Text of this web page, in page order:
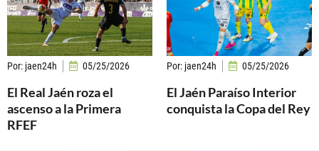
Por: jaen24h 05/25/2026
El Real Jaén roza el
ascenso a la Primera
RFEF
Por: jaen24h 05/25/2026
El Jaén Paraíso Interior
conquista la Copa del Rey